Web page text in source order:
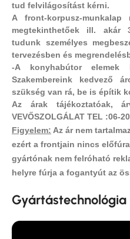
tud felvilágosítást kérni.
A front-korpusz-
megtekinthetőek ill. akár
tudunk személyes
tervezésben és
-A konyhabútor elemek
Szakembereink kedvező
szükség van rá, be is építik
Az árak tájékoztatóak,
VEVŐSZOLGÁLAT TEL :06-
Figyelem: Az ár nem
ezért a frontjain nincs
gyártónak nem felróható
helyre fúrja a fogantyút az